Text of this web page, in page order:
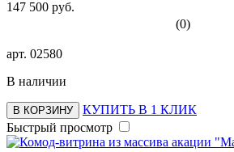
147 500 руб.
(0)
арт. 02580
В наличии
В КОРЗИНУ
КУПИТЬ В 1 КЛИК
Быстрый просмотр